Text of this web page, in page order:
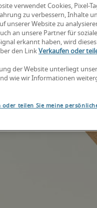
verwendet Cookies, Pixel-
zu verbessern, Inhalte
unserer Website zu
an unsere Partner für
erkannt haben, wird
den Link Verkaufen oder
der Website unterliegt
wie wir Informationen
oder teilen Sie meine